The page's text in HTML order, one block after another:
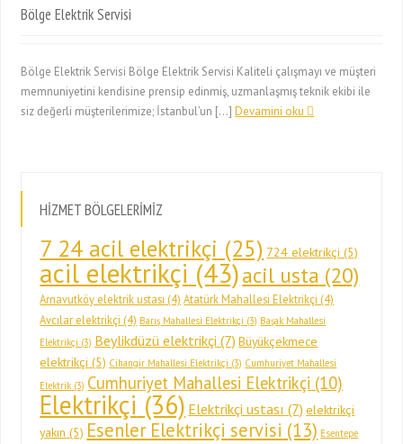
Bölge Elektrik Servisi
Bölge Elektrik Servisi Bölge Elektrik Servisi Kaliteli çalışmayı ve müşteri
memnuniyetini kendisine prensip edinmiş, uzmanlaşmış teknik ekibi ile
siz değerli müşterilerimize; İstanbul’un […]Devamini oku
HİZMET BÖLGELERİMİZ
7 24 acil elektrikçi (25) 724 elektrikçi (5)
acil elektrikçi (43)acil usta (20)
Arnavutköy elektrik ustası (4) Atatürk Mahallesi Elektrikçi (4)
Avcılar elektrikçi (4) Barış Mahallesi Elektrikçi (3) Başak Mahallesi
Elektrikçi (3) Beylikdüzü elektrikçi (7) Büyükçekmece
elektrikçi (5) Cihangir Mahallesi Elektrikçi (3) Cumhuriyet Mahallesi
Elektrik (3) Cumhuriyet Mahallesi Elektrikçi (10)
Elektrikçi (36) Elektrikçi ustası (7) elektrikçi
yakın (5) Esenler Elektrikçi servisi (13) Esentepe